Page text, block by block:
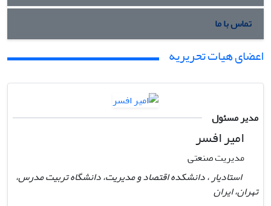
تماس با ما
اعضای هیات تحریریه
مدیر مسئول
امیر افسر
مدیریت صنعتی
استادیار ، دانشکده اقتصاد و مدیریت، دانشگاه تربیت مدرس،
تهران، ایران